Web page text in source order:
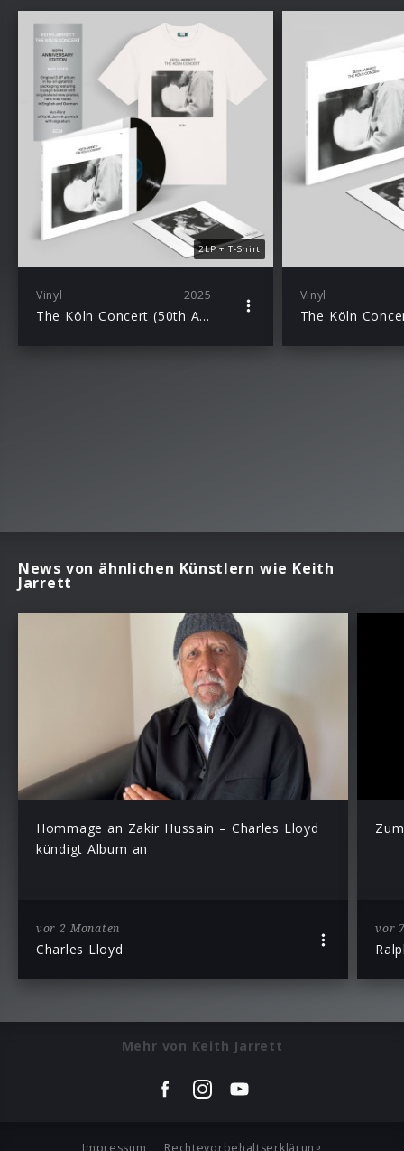
2LP + T-Shirt
Vinyl 2025
The Köln Concert (50th Anniversary) Ltd. Ed. 2LP + Excl. T-Shirt
Vinyl
News von ähnlichen Künstlern wie Keith
Jarrett
Hommage an Zakir Hussain – Charles Lloyd
kündigt Album an
vor 2 Monaten
Charles Lloyd
vor
Mehr von Keith Jarrett
Impressum Rechtevorbehaltserklärung